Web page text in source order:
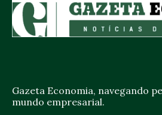
Gazeta Economia, navegando
mundo empresarial.